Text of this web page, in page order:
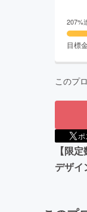
207%
目標
このプ
ポ
【限
デザイ